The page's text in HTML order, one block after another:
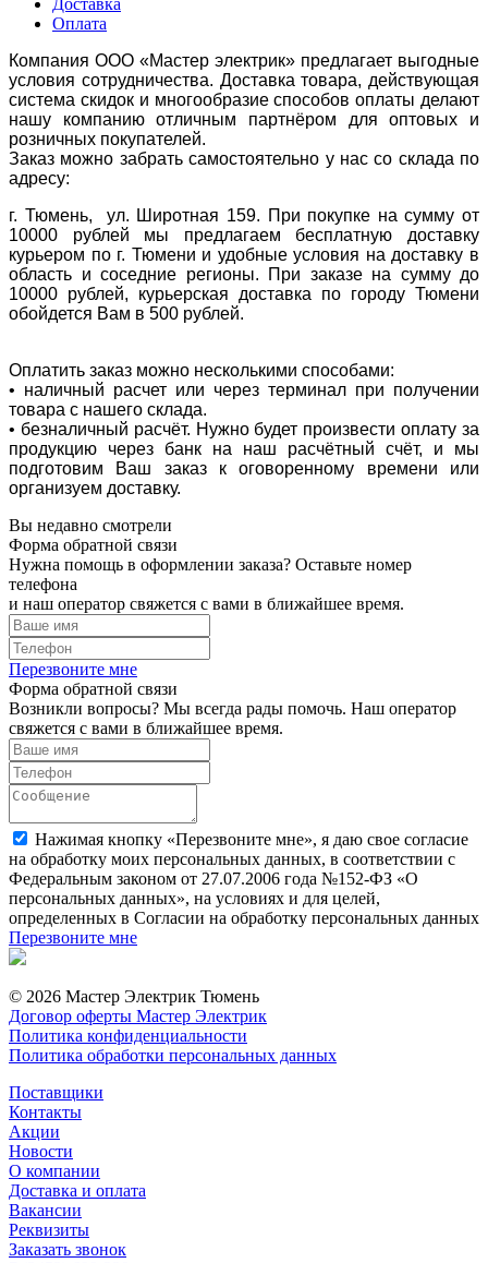
Оплата
Компания ООО «Мастер электрик» предлагает выгодные
условия сотрудничества. Доставка товара, действующая
система скидок и многообразие способов оплаты делают
нашу компанию отличным партнёром для оптовых и
розничных покупателей.
Заказ можно забрать самостоятельно у нас со склада по
адресу:
г. Тюмень, ул. Широтная 159. При покупке на сумму от
10000 рублей мы предлагаем бесплатную доставку
курьером по г. Тюмени и удобные условия на доставку в
область и соседние регионы. При заказе на сумму до
10000 рублей, курьерская доставка по городу Тюмени
обойдется Вам в 500 рублей.
Оплатить заказ можно несколькими способами:
• наличный расчет или через терминал при получении
товара с нашего склада.
• безналичный расчёт. Нужно будет произвести оплату за
продукцию через банк на наш расчётный счёт, и мы
подготовим Ваш заказ к оговоренному времени или
организуем доставку.
Вы недавно смотрели
Форма обратной связи
Нужна помощь в оформлении заказа? Оставьте номер
телефона
и наш оператор свяжется с вами в ближайшее время.
Перезвоните мне
Форма обратной связи
Возникли вопросы? Мы всегда рады помочь. Наш оператор
свяжется с вами в ближайшее время.
Нажимая кнопку «Перезвоните мне», я даю свое согласие
на обработку моих персональных данных, в соответствии с
Федеральным законом от 27.07.2006 года №152-ФЗ «О
персональных данных», на условиях и для целей,
определенных в Согласии на обработку персональных данных
Перезвоните мне
© 2026 Мастер Электрик Тюмень
Договор оферты Мастер Электрик
Политика конфиденциальности
Политика обработки персональных данных
Поставщики
Контакты
Акции
Новости
О компании
Доставка и оплата
Вакансии
Реквизиты
Заказать звонок